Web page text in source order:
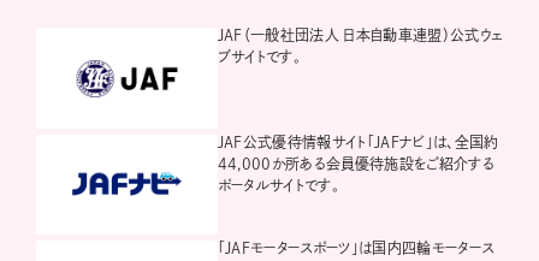
JAF（一般社団法人 日本自動車連盟）公式ウェ
ブサイトです。
JAF公式優待情報サイト「JAFナビ」は、全国約
44,000か所ある会員優待施設をご紹介する
ポータルサイトです。
「JAFモータースポーツ」は国内四輪モータース